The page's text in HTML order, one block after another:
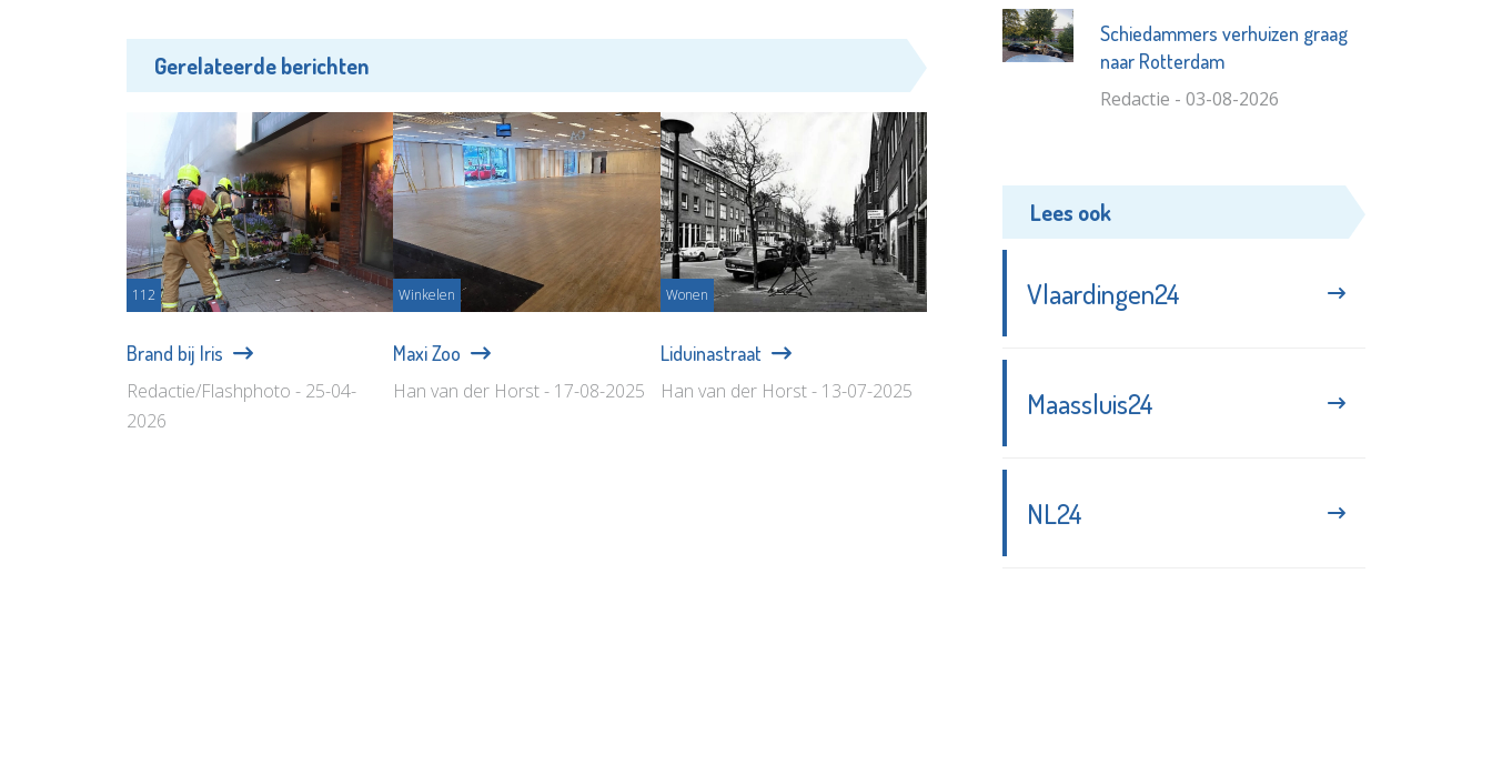
Gerelateerde berichten
112
Brand bij Iris
Redactie/Flashphoto - 25-04-
2026
Winkelen
Maxi Zoo
Han van der Horst - 17-08-2025
Wonen
Liduinastraat
Han van der Horst - 13-07-2025
Schiedammers verhuizen graag
naar Rotterdam
Redactie - 03-08-2026
Lees ook
Vlaardingen24
Maassluis24
NL24